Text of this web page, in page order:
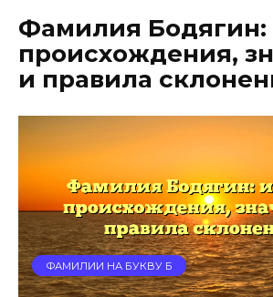
Фамилия Бодягин:
происхождения,
и правила
ФАМИЛИИ НА БУКВУ Б